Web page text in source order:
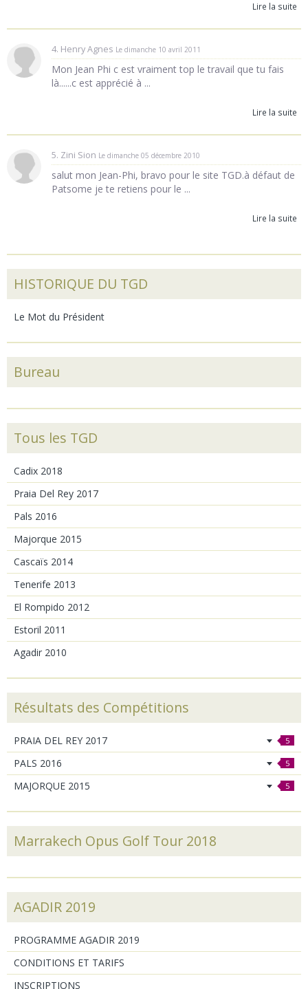
Lire la suite
4. Henry Agnes Le dimanche 10 avril 2011
Mon Jean Phi c est vraiment top le travail que tu fais
là......c est apprécié à ...
Lire la suite
5. Zini Sion Le dimanche 05 décembre 2010
salut mon Jean-Phi, bravo pour le site TGD.à défaut de
Patsome je te retiens pour le ...
Lire la suite
HISTORIQUE DU TGD
Le Mot du Président
Bureau
Tous les TGD
Cadix 2018
Praia Del Rey 2017
Pals 2016
Majorque 2015
Cascaïs 2014
Tenerife 2013
El Rompido 2012
Estoril 2011
Agadir 2010
Résultats des Compétitions
PRAIA DEL REY 2017 5
PALS 2016 5
MAJORQUE 2015 5
Marrakech Opus Golf Tour 2018
AGADIR 2019
PROGRAMME AGADIR 2019
CONDITIONS ET TARIFS
INSCRIPTIONS